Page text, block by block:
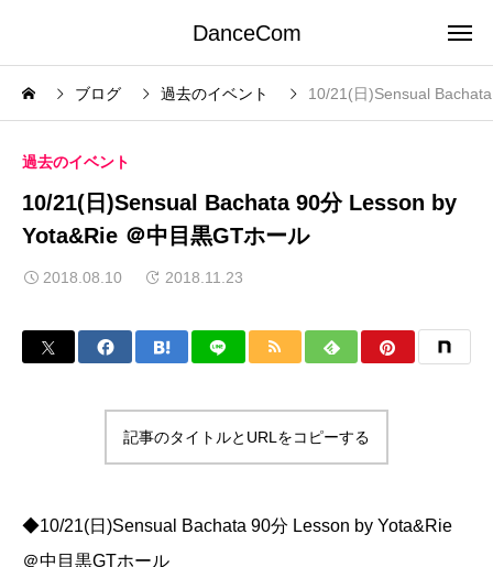
DanceCom
ブログ 過去のイベント 10/21(日)Sensual
過去のイベント
10/21(日)Sensual Bachata 90分 Lesson by
Yota&Rie ＠中目黒GTホール
2018.08.10 2018.11.23
記事のタイトルとURLをコピーする
◆10/21(日)Sensual Bachata 90分 Lesson by Yota&Rie
＠中目黒GTホール